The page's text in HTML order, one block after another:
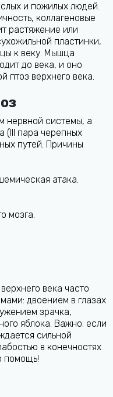
и пожилых людей.
коллагеновые
растяжение или
пластинки,
к веку. Мышца
до века, и оно
птоз верхнего века.
нервной системы, а
(III пара черепных
путей. Причины
атака.
мозга.
века часто
двоением в глазах
зрачка,
яблока. Важно: если
сильной
в конечностях
помощь!